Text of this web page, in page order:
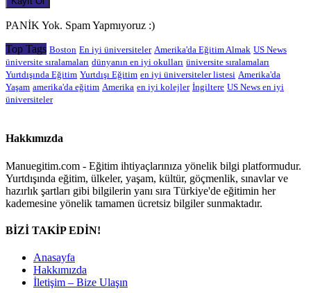
PANİK Yok. Spam Yapmıyoruz :)
Top Tags Boston En iyi üniversiteler Amerika'da Eğitim Almak US News
üniversite sıralamaları dünyanın en iyi okulları üniversite sıralamaları
Yurtdışında Eğitim Yurtdışı Eğitim en iyi üniversiteler listesi Amerika'da
Yaşam amerika'da eğitim Amerika en iyi kolejler İngiltere US News en iyi
üniversiteler
Hakkımızda
Manuegitim.com - Eğitim ihtiyaçlarınıza yönelik bilgi platformudur.
Yurtdışında eğitim, ülkeler, yaşam, kültür, göçmenlik, sınavlar ve
hazırlık şartları gibi bilgilerin yanı sıra Türkiye'de eğitimin her
kademesine yönelik tamamen ücretsiz bilgiler sunmaktadır.
BİZİ TAKİP EDİN!
Anasayfa
Hakkımızda
İletişim – Bize Ulaşın